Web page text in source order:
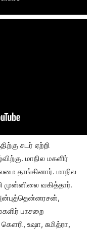
சுடர் ஏற்றி
மாநில மகளிர்
தாங்கினார். மாநில
முன்னிலை வகித்தார்.
பாசறை
உஷா, சுமித்ரா,